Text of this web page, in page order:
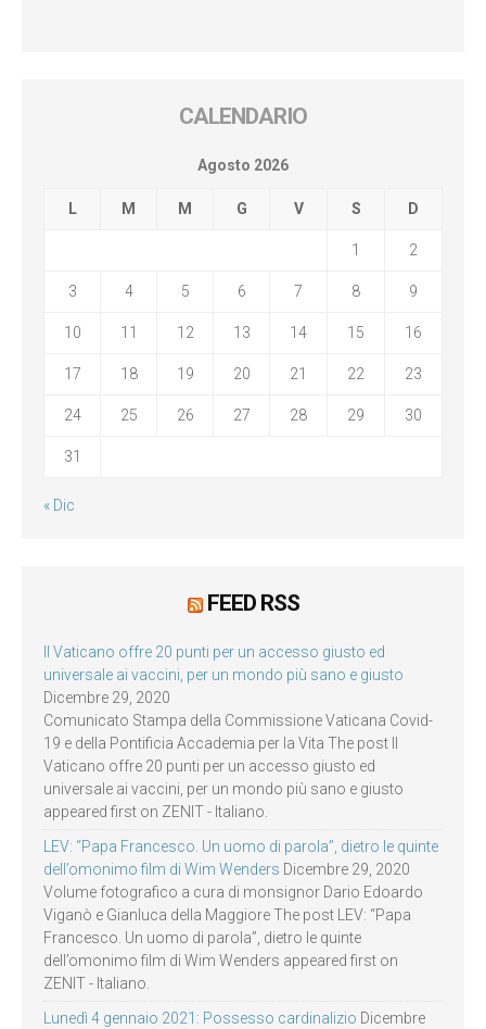
CALENDARIO
Agosto 2026
L M M G V S D
1 2
3 4 5 6 7 8 9
10 11 12 13 14 15 16
17 18 19 20 21 22 23
24 25 26 27 28 29 30
31
« Dic
FEED RSS
Il Vaticano offre 20 punti per un accesso giusto ed
universale ai vaccini, per un mondo più sano e giusto
Dicembre 29, 2020
Comunicato Stampa della Commissione Vaticana Covid-
19 e della Pontificia Accademia per la Vita The post Il
Vaticano offre 20 punti per un accesso giusto ed
universale ai vaccini, per un mondo più sano e giusto
appeared first on ZENIT - Italiano.
LEV: “Papa Francesco. Un uomo di parola”, dietro le quinte
dell’omonimo film di Wim Wenders Dicembre 29, 2020
Volume fotografico a cura di monsignor Dario Edoardo
Viganò e Gianluca della Maggiore The post LEV: “Papa
Francesco. Un uomo di parola”, dietro le quinte
dell’omonimo film di Wim Wenders appeared first on
ZENIT - Italiano.
Lunedì 4 gennaio 2021: Possesso cardinalizio Dicembre